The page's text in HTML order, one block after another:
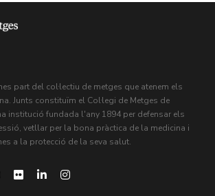
part del col·lectiu de metges que atenem els
Junts constituïm el Col·legi de Metges de
institució fundada l'any 1894 per defensar els
vetllar per la bona pràctica de la medicina i
a la protecció de la seva salut.